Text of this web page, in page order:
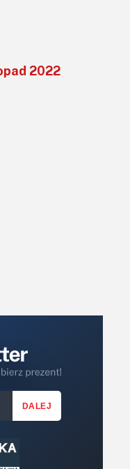
2022